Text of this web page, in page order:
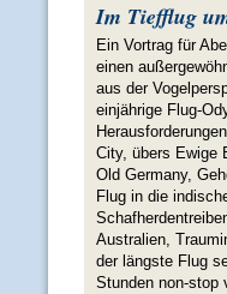
Im Tiefflug
Ein Vortrag für
einen
aus der
einjährige Flug-
City, übers Ewige
Old Germany,
Flug in die
Australien,
der längste Flug
Stunden non-stop